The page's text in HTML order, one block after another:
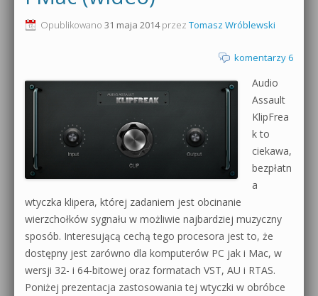
Produkcja muzyczna od podstaw
Sound Forge od podstaw
Dubstep z syntezatorem Massive
Kontakt 5 Kompendium
0dB.pl - informacje
Materiały dla mediów
Polityka prywatności
Regulamin
Działanie sklepu internetowego
Wyszukiwanie
Opublikowano 31 maja 2014przez Tomasz Wróblewski
komentarzy 6
Audio
Assault
KlipFrea
k to
ciekawa,
bezpłatn
a
wtyczka klipera, której zadaniem jest obcinanie
wierzchołków sygnału w możliwie najbardziej muzyczny
sposób. Interesującą cechą tego procesora jest to, że
dostępny jest zarówno dla komputerów PC jak i Mac, w
wersji 32- i 64-bitowej oraz formatach VST, AU i RTAS.
Poniżej prezentacja zastosowania tej wtyczki w obróbce